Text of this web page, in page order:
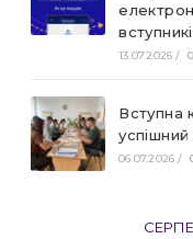
13.07.2026 /
Вступна
06.07.2026 /